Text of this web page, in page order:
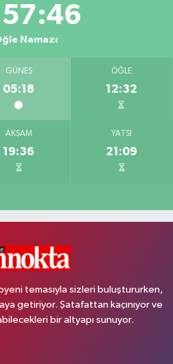
Namazı
GÜNEŞ
05:18
ÖĞLE
12:32
AKŞAM
19:36
YATSI
21:09
temasıyla sizleri buluştururken,
getiriyor. Şatafattan kaçınıyor ve
bir altyapı sunuyor.